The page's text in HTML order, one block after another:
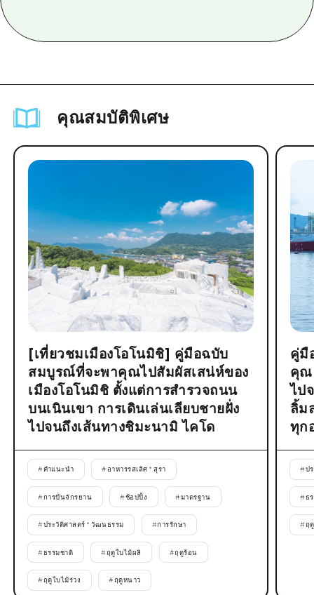
คุณสมบัติพิเศษ
[เที่ยวชมเมืองโอโนมิชิ] คู่มือฉบับ
สมบูรณ์ที่จะพาคุณไปสัมผัสเสน่ห์ของ
เมืองโอโนมิชิ ตั้งแต่การสำรวจถนน
บนเนินเขา การเดินเล่นเลียบชายฝั่ง
ไปจนถึงเส้นทางชิมะนามิ ไคโด
#คำแนะนำ # อาหารรสเลิศ * สุรา
#การปั่นจักรยาน #ช้อปปิ้ง #มาตรฐาน
#ประวัติศาสตร์ * วัฒนธรรม #การรักษา
#ธรรมชาติ #ฤดูใบไม้ผลิ #ฤดูร้อน
#ฤดูใบไม้ร่วง #ฤดูหนาว
คู่มื
คุณ
ไป
ลิ้ม
ทุก
#ป
#ธ
#ฤ